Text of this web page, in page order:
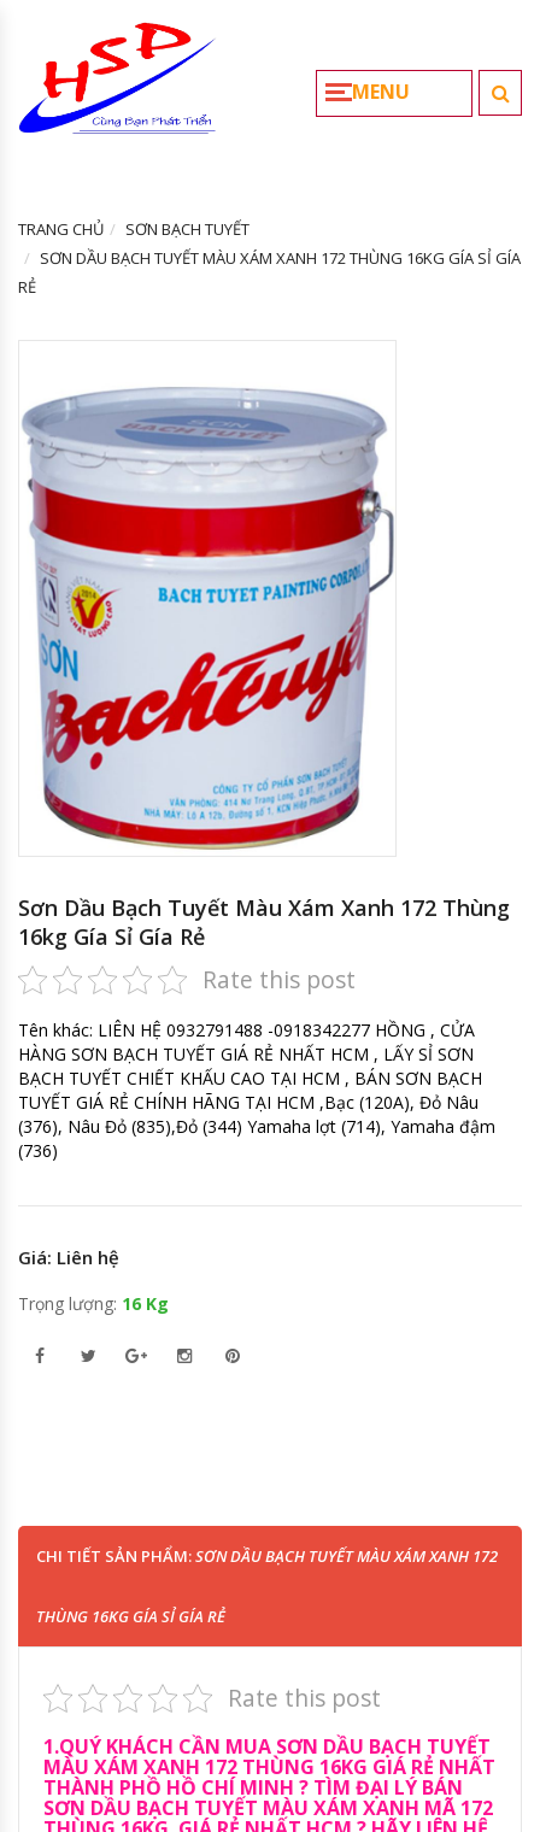
MENU
TRANG CHỦ
SƠN BẠCH TUYẾT
SƠN DẦU BẠCH TUYẾT MÀU XÁM XANH 172 THÙNG 16KG GÍA SỈ GÍA
RẺ
Sơn Dầu Bạch Tuyết Màu Xám Xanh 172 Thùng
16kg Gía Sỉ Gía Rẻ
Rate this post
Tên khác: LIÊN HỆ 0932791488 -0918342277 HỒNG , CỬA
HÀNG SƠN BẠCH TUYẾT GIÁ RẺ NHẤT HCM , LẤY SỈ SƠN
BẠCH TUYẾT CHIẾT KHẤU CAO TẠI HCM , BÁN SƠN BẠCH
TUYẾT GIÁ RẺ CHÍNH HÃNG TẠI HCM ,Bạc (120A), Đỏ Nâu
(376), Nâu Đỏ (835),Đỏ (344) Yamaha lợt (714), Yamaha đậm
(736)
Giá: Liên hệ
Trọng lượng: 16 Kg
CHI TIẾT SẢN PHẨM:SƠN DẦU BẠCH TUYẾT MÀU XÁM XANH 172
THÙNG 16KG GÍA SỈ GÍA RẺ
Rate this post
1.QUÝ KHÁCH CẦN MUA SƠN DẦU BẠCH TUYẾT
MÀU XÁM XANH 172 THÙNG 16KG GIÁ RẺ NHẤT
THÀNH PHỒ HỒ CHÍ MINH ? TÌM ĐẠI LÝ BÁN
SƠN DẦU BẠCH TUYẾT MÀU XÁM XANH MÃ 172